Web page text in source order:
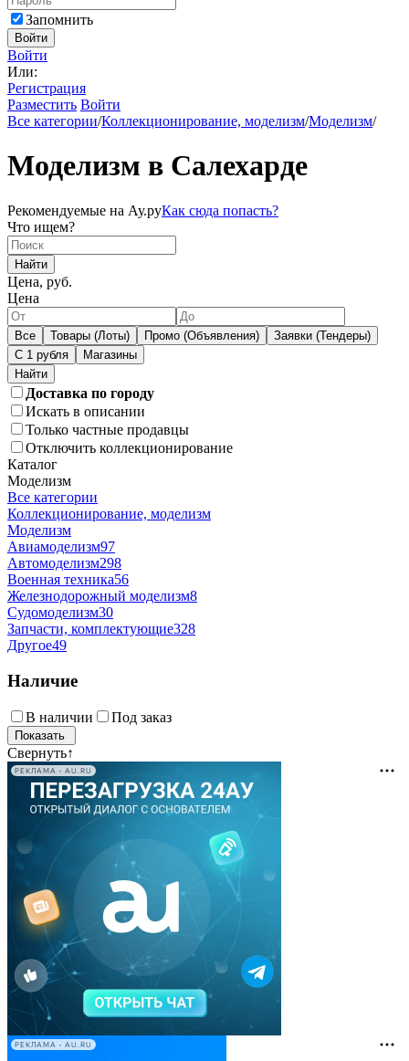
Запомнить
Войти
Войти
Или:
Регистрация
Разместить Войти
Все категории/Коллекционирование, моделизм/Моделизм/
Моделизм в Салехарде
Рекомендуемые на Ау.руКак сюда попасть?
Что ищем?
Найти
Цена, руб.
Цена
Все Товары (Лоты) Промо (Объявления)
Заявки (Тендеры)
С 1 рубля
Магазины
Доставка по городу
Искать в описании
Только частные продавцы
Отключить коллекционирование
Каталог
Моделизм
Все категории
Коллекционирование, моделизм
Моделизм
Авиамоделизм97
Автомоделизм298
Военная техника56
Железнодорожный моделизм8
Судомоделизм30
Запчасти, комплектующие328
Другое49
Наличие
В наличии Под заказ
Свернуть↑
РЕКЛАМА • AU.RU
РЕКЛАМА • AU.RU